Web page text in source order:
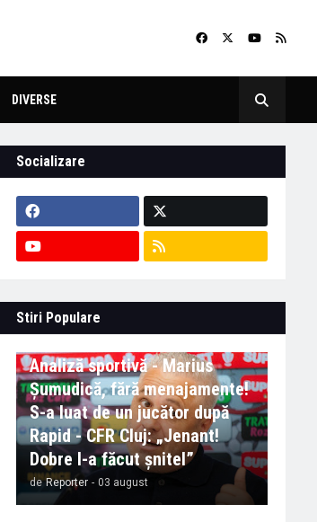
DIVERSE
Socializare
Stiri Populare
Analiză sportivă - Marius
Șumudică, fără menajamente!
S-a luat de un jucător după
Rapid - CFR Cluj: „Jenant!
Dobre l-a făcut șnitel”
de Reporter - 03 august